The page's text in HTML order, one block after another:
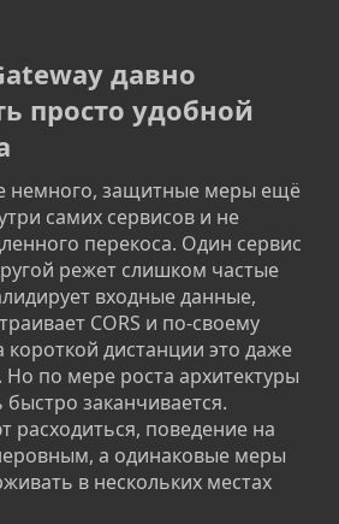
давно
просто удобной
немного, защитные меры ещё
самих сервисов и не
перекоса. Один сервис
режет слишком частые
входные данные,
CORS и по-своему
дистанции это даже
по мере роста архитектуры
быстро заканчивается.
расходиться, поведение на
а одинаковые меры
в нескольких местах